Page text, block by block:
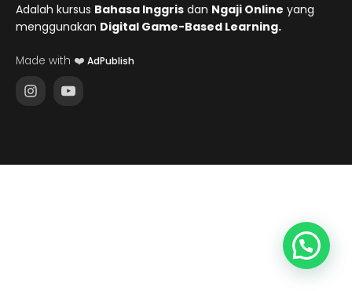
Adalah kursus Bahasa Inggris dan Ngaji Online yang
menggunakan Digital Game-Based Learning.
Made with ❤️ AdPublish